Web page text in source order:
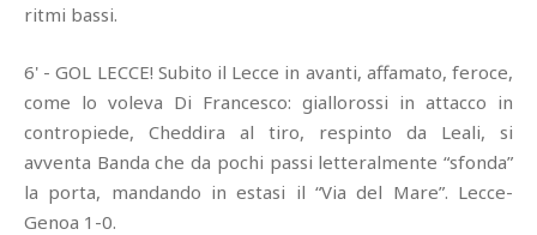
ritmi bassi.
6' - GOL LECCE! Subito il Lecce in avanti, affamato, feroce,
come lo voleva Di Francesco: giallorossi in attacco in
contropiede, Cheddira al tiro, respinto da Leali, si
avventa Banda che da pochi passi letteralmente “sfonda”
la porta, mandando in estasi il “Via del Mare”. Lecce-
Genoa 1-0.